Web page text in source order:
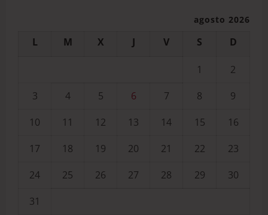
agosto 2026
L M X J V S D
1
2
3
4 5 6 7 8
9
10
11 12 13 14 15
16
17
18 19 20 21 22
23
24
25 26 27 28 29
30
31